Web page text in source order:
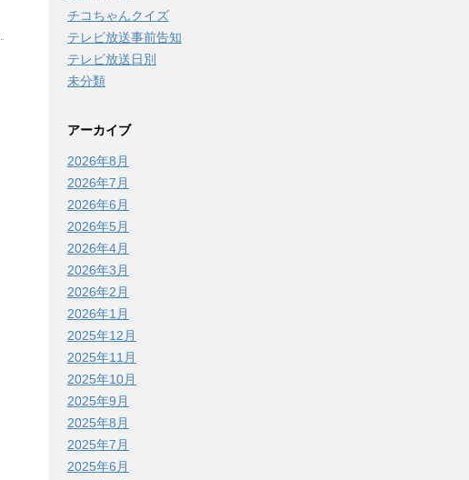
チコちゃんクイズ
テレビ放送事前告知
テレビ放送日別
未分類
アーカイブ
2026年8月
2026年7月
2026年6月
2026年5月
2026年4月
2026年3月
2026年2月
2026年1月
2025年12月
2025年11月
2025年10月
2025年9月
2025年8月
2025年7月
2025年6月